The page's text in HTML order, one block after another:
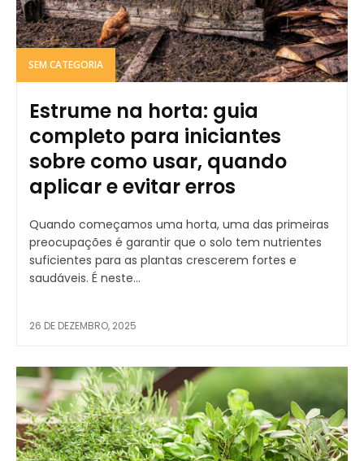
SEM CATEGORIA
Estrume na horta: guia
completo para iniciantes
sobre como usar, quando
aplicar e evitar erros
Quando começamos uma horta, uma das primeiras
preocupações é garantir que o solo tem nutrientes
suficientes para as plantas crescerem fortes e
saudáveis. É neste...
26 DE DEZEMBRO, 2025